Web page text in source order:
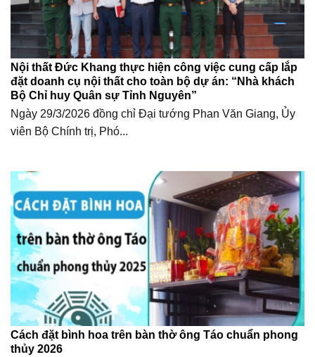
Nội thất Đức Khang thực hiện công việc cung cấp lắp
đặt doanh cụ nội thất cho toàn bộ dự án: “Nhà khách
Bộ Chỉ huy Quân sự Tỉnh Nguyên”
Ngày 29/3/2026 đồng chỉ Đại tướng Phan Văn Giang, Ủy
viên Bộ Chính trị, Phó...
Cách đặt bình hoa trên bàn thờ ông Táo chuẩn phong
thủy 2026